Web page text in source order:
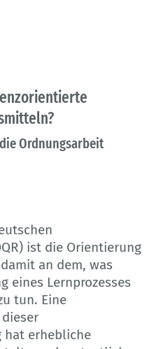
Ordnungsarbeit
ist die Orientierung
an dem, was
eines Lernprozesses
tun. Eine
hat erhebliche